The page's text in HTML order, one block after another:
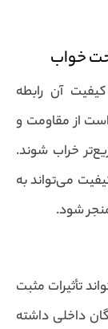
خواب
آن رابطه
از مقاومت و
خراب شوند.
می‌تواند به
شود.
تأثیرات مثبت
داخلی داشته